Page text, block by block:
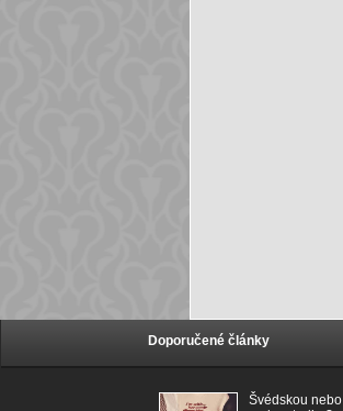
Doporučené články
Švédskou nebo